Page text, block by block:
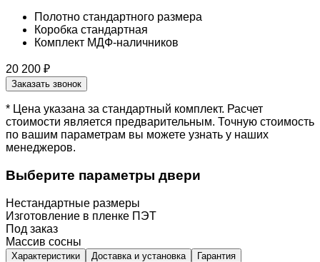
Полотно стандартного размера
Коробка стандартная
Комплект МДФ-наличников
20 200 ₽
Заказать звонок
* Цена указана за стандартный комплект. Расчет
стоимости является предварительным. Точную стоимость
по вашим параметрам вы можете узнать у наших
менеджеров.
Выберите параметры двери
Нестандартные размеры
Изготовление в пленке ПЭТ
Под заказ
Массив сосны
Характеристики Доставка и установка Гарантия